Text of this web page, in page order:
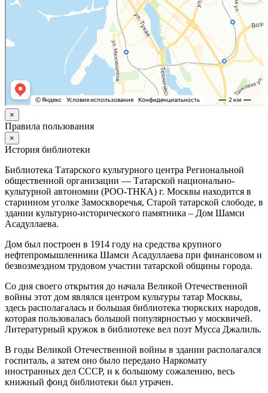
×
Правила пользования
×
История библиотеки
Библиотека Татарского культурного центра Региональной
общественной организации — Татарской национально-
культурной автономии (РОО-ТНКА) г. Москвы находится в
старинном уголке Замоскворечья, Старой татарской слободе, в
здании культурно-исторического памятника – Дом Шамси
Асадуллаева.
Дом был построен в 1914 году на средства крупного
нефтепромышленника Шамси Асадуллаева при финансовом и
безвозмездном трудовом участии татарской общины города.
Со дня своего открытия до начала Великой Отечественной
войны этот дом являлся центром культуры татар Москвы,
здесь располагалась и большая библиотека тюркских народов,
которая пользовалась большой популярностью у москвичей.
Литературный кружок в библиотеке вел поэт Мусса Джалиль.
В годы Великой Отечественной войны в здании располагался
госпиталь, а затем оно было передано Наркомату
иностранных дел СССР, и к большому сожалению, весь
книжный фонд библиотеки был утрачен.